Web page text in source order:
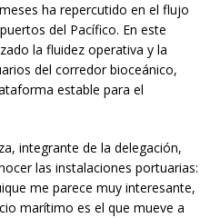
ha repercutido en el flujo
del Pacífico. En este
la fluidez operativa y la
del corredor bioceánico,
estable para el
integrante de la delegación,
las instalaciones portuarias:
me parece muy interesante,
marítimo es el que mueve a